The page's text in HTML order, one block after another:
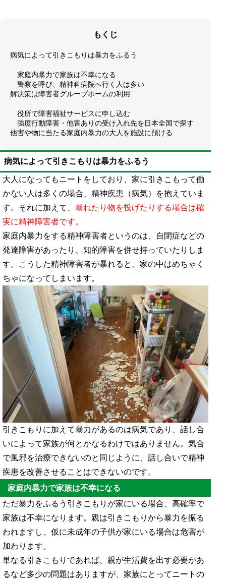
もくじ
病気によって引きこもりは暴力をふるう
家庭内暴力で家族は不幸になる
警察を呼び、精神科病院へ行く人は多い
解決策は障害者グループホームの利用
役所で障害福祉サービスに申し込む
強度行動障害・他害ありの受け入れ先を日本全国で探す
他害や物に当たる家庭内暴力の大人を施設に預ける
病気によって引きこもりは暴力をふるう
大人になってもニートをしており、家に引きこもって働
かない人は多くの場合、精神疾患（病気）を抱えていま
す。それに加えて、 暴れたり物を投げたりする場合は確
実に精神障害者です。
家庭内暴力をする精神障害者というのは、自閉症などの
発達障害があったり、知的障害を併せ持っていたりしま
す。こうした精神障害者が暴れると、家の中はめちゃく
ちゃになってしまいます。
引きこもりに加えて暴力があるのは病気であり、話し合
いによって家族が何とかなるわけではありません。気合
で風邪を治療できないのと同じように、話し合いで精神
疾患を改善させることはできないのです。
家庭内暴力で家族は不幸になる
ただ暴力をふるう引きこもりが家にいる場合、高確率で
家族は不幸になります。親は引きこもりから暴力を振る
われますし、仮に未成年の子供が家にいる場合は危害が
加わります。
単なる引きこもりであれば、親が生活費を出す必要があ
るなど多少の問題はありますが、家族にとってニートの